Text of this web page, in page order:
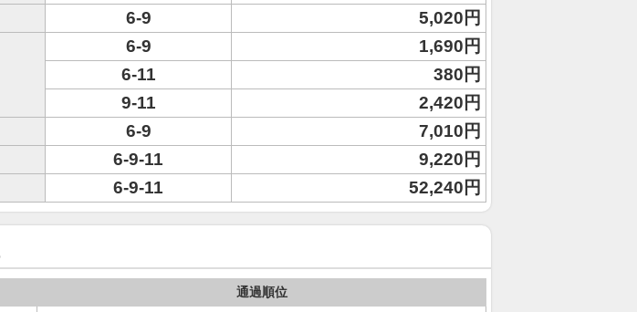
6-9 5,020円
6-9
1,690円
6-11
380円
9-11
2,420円
6-9
7,010円
6-9-11
9,220円
6-9-11 52,240円
通過順位